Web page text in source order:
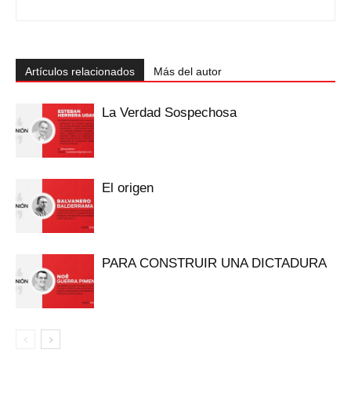
Artículos relacionados Más del autor
La Verdad Sospechosa
El origen
PARA CONSTRUIR UNA DICTADURA